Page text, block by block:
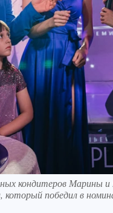
кондитеров Марины
победил в